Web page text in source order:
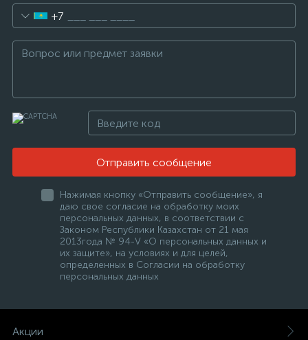
+7
Отправить сообщение
Нажимая кнопку «Отправить сообщение», я
даю свое согласие на обработку моих
персональных данных, в соответствии с
Законом Республики Казахстан от 21 мая
2013года № 94-V «О персональных данных и
их защите», на условиях и для целей,
определенных в Согласии на обработку
персональных данных
Акции